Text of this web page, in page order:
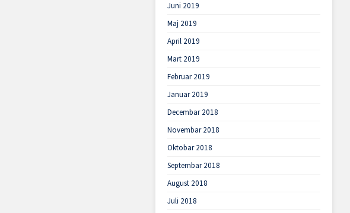
Juni 2019
Maj 2019
April 2019
Mart 2019
Februar 2019
Januar 2019
Decembar 2018
Novembar 2018
Oktobar 2018
Septembar 2018
August 2018
Juli 2018